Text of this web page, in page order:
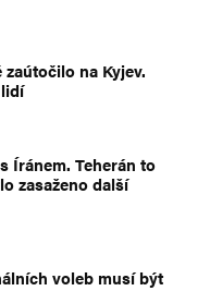
na Kyjev.
Íránem. Teherán to
zasaženo další
voleb musí být